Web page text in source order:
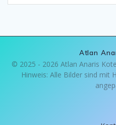
Atlan
© 2025 - 2026 Atlan Anaris
Hinweis: Alle Bilder sind mit